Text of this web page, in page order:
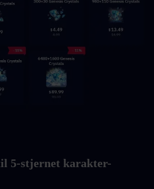
5-stjernet karakter-